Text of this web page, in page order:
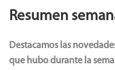
Resumen
Destacamos las
que hubo durante la